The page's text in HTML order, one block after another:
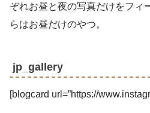
ぞれお昼と夜の写真だけをフィ
らはお昼だけのやつ。
jp_gallery
[blogcard url=”https://